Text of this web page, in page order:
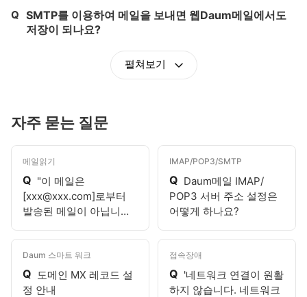
Q SMTP를 이용하여 메일을 보내면 웹Daum메일에서도
저장이 되나요?
펼쳐보기
자주 묻는 질문
메일읽기
Q "이 메일은
[xxx@xxx.com]로부터
발송된 메일이 아닙니다.
으니 유의해주세요."라고
표시되어요.
IMAP/POP3/SMTP
Q Daum메일 IMAP/
POP3 서버 주소 설정은
어떻게 하나요?
Daum 스마트 워크
Q 도메인 MX 레코드 설
정 안내
접속장애
Q '네트워크 연결이 원활
하지 않습니다. 네트워크